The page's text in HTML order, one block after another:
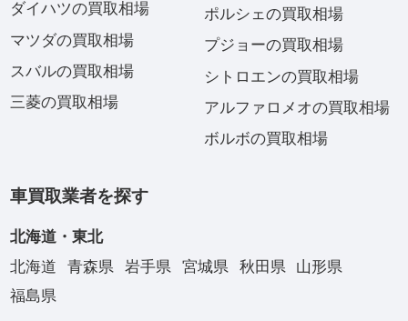
ダイハツの買取相場
マツダの買取相場
スバルの買取相場
三菱の買取相場
ポルシェの買取相場
プジョーの買取相場
シトロエンの買取相場
アルファロメオの買取相場
ボルボの買取相場
車買取業者を探す
北海道・東北
北海道
青森県 岩手県 宮城県 秋田県
山形県
福島県